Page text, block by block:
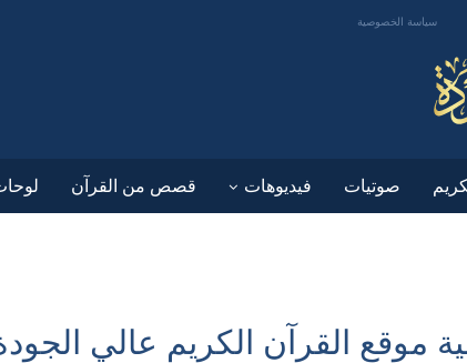
سياسة الخصوصية
صوتيات فيديوهات قصص من القرآن
القرآن الكريم عالي